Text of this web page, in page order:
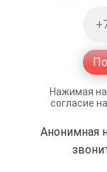
Нажимая на
согласие на
Анонимная